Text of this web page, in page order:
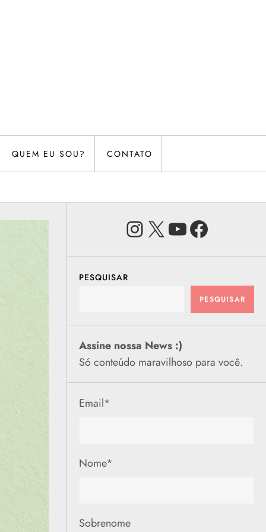
QUEM EU SOU? CONTATO
Instagram
X Youtube
PESQUISAR
PESQUISAR
Assine nossa News :)
Só conteúdo maravilhoso para você.
Email*
Nome*
Sobrenome